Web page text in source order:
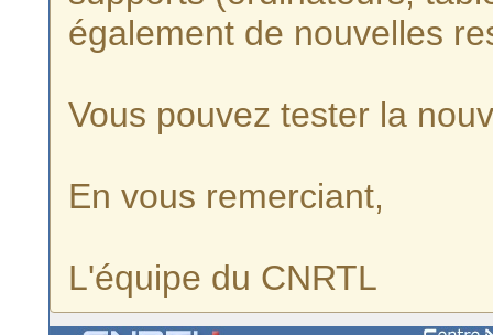
également de nouvelles
Vous pouvez tester la
En vous remerciant,
L'équipe du CNRTL